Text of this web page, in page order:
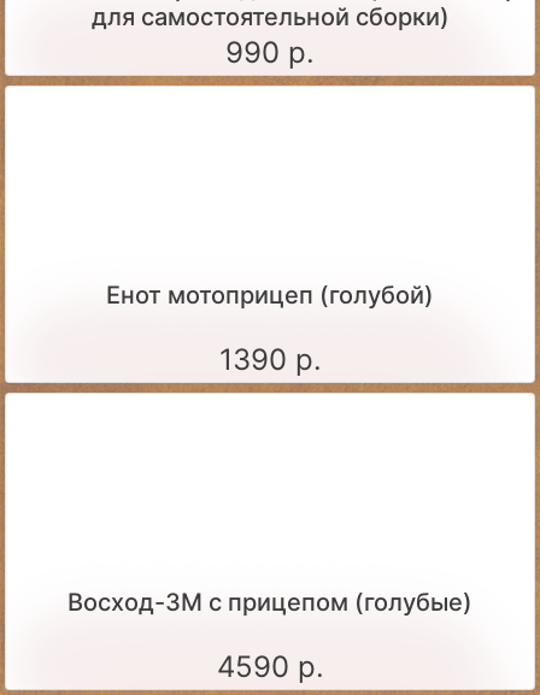
для самостоятельной сборки)
990 р.
Енот мотоприцеп (голубой)
1390 р.
Восход-3М с прицепом (голубые)
4590 р.